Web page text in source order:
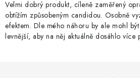
Velmi dobrý produkt, cíleně zaměřený
obtížím způsobeným candidou. Osobně
efektem. Dle mého náhoru by ale mohl
levnější, aby na něj aktuálně dosáhlo více